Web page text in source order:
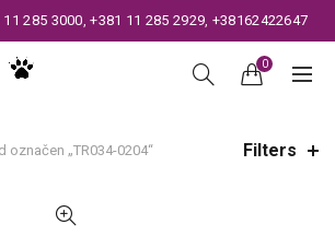
11 285 3000,+381 11 285 2929, +38162422647
0
označen „TR034-0204“ Filters